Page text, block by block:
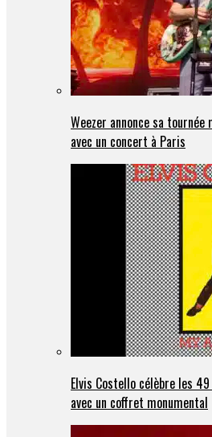
Weezer annonce sa
avec un concert à Paris
Elvis Costello célèbre les
avec un coffret monumental